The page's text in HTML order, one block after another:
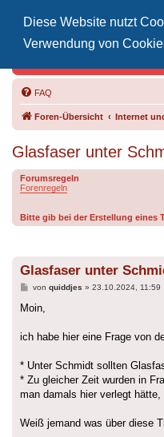
Diese Website nutzt
Verwendung von
FAQ
Foren-Übersicht Internet
Glasfaser unter
Forumsregeln
Forenregeln
Bitte gib bei der Erstellung eines
Glasfaser unter
Beitrag
von quiddjes » 23.10.2024, 11:59
Moin,
ich habe hier eine Frage von
* Unter Schmidt sollten
* Zu gleicher Zeit wurden in
man damals hier verlegt
Weiß jemand was über diese